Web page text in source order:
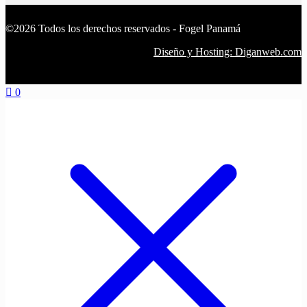
©2026 Todos los derechos reservados - Fogel Panamá
Diseño y Hosting: Diganweb.com
0